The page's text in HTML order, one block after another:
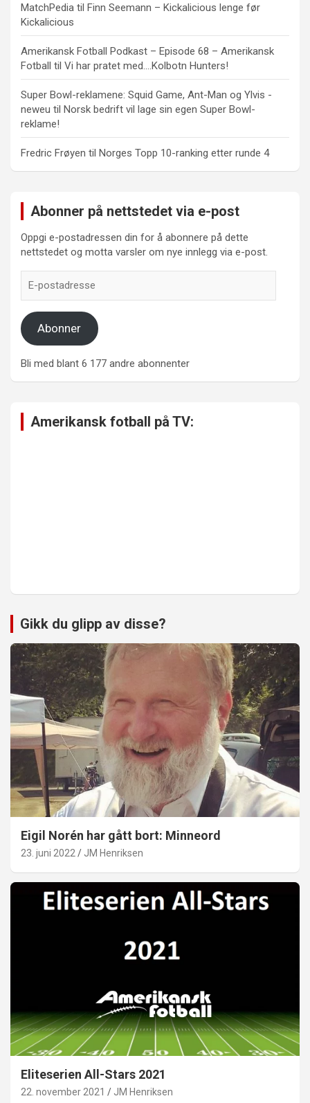
MatchPedia til Finn Seemann – Kickalicious lenge før
Kickalicious
Amerikansk Fotball Podkast – Episode 68 – Amerikansk
Fotball til Vi har pratet med….Kolbotn Hunters!
Super Bowl-reklamene: Squid Game, Ant-Man og Ylvis -
neweu til Norsk bedrift vil lage sin egen Super Bowl-
reklame!
Fredric Frøyen til Norges Topp 10-ranking etter runde 4
Abonner på nettstedet via e-post
Oppgi e-postadressen din for å abonnere på dette
nettstedet og motta varsler om nye innlegg via e-post.
postadresse
Abonner
Bli med blant 6 177 andre abonnenter
Amerikansk fotball på TV:
Gikk du glipp av disse?
Eigil Norén har gått bort: Minneord
23. juni 2022 JM Henriksen
Eliteserien All-Stars 2021
22. november 2021 JM Henriksen